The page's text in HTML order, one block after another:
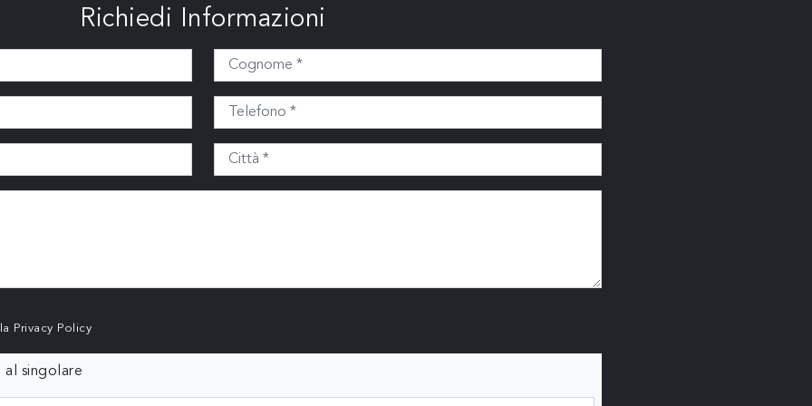
Richiedi Informazioni
Privacy Policy
singolare